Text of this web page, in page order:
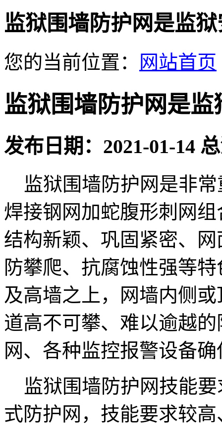
监狱围墙防护网是监
您的当前位置： 网站首页
监狱围墙防护网是
发布日期：2021-01-14
监狱围墙防护网是非常
焊接钢网加蛇腹形刺网
结构新颖、巩固紧密、
防攀爬、抗腐蚀性强等
及高墙之上，网墙内侧
道高不可攀、难以逾越
网、各种监控报警设备
监狱围墙防护网技能要
式防护网，技能要求较